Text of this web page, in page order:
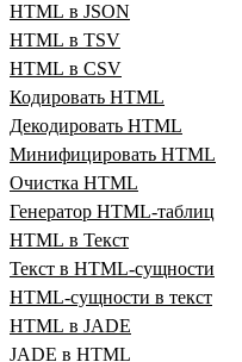
HTML в JSON
HTML в TSV
HTML в CSV
Кодировать HTML
Декодировать HTML
Минифицировать HTML
Очистка HTML
Генератор HTML‑таблиц
HTML в Текст
Текст в HTML‑сущности
HTML‑сущности в текст
HTML в JADE
JADE в HTML